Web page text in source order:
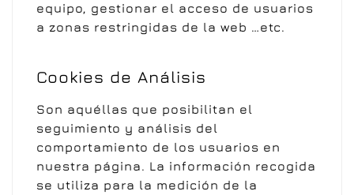
equipo, gestionar el acceso de usuarios
a zonas restringidas de la web …etc.
Cookies de Análisis
Son aquéllas que posibilitan el
seguimiento y análisis del
comportamiento de los usuarios en
nuestra página. La información recogida
se utiliza para la medición de la